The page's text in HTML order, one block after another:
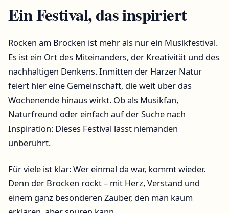
Ein Festival, das inspiriert
Rocken am Brocken ist mehr als nur ein Musikfestival.
Es ist ein Ort des Miteinanders, der Kreativität und des
nachhaltigen Denkens. Inmitten der Harzer Natur
feiert hier eine Gemeinschaft, die weit über das
Wochenende hinaus wirkt. Ob als Musikfan,
Naturfreund oder einfach auf der Suche nach
Inspiration: Dieses Festival lässt niemanden
unberührt.
Für viele ist klar: Wer einmal da war, kommt wieder.
Denn der Brocken rockt – mit Herz, Verstand und
einem ganz besonderen Zauber, den man kaum